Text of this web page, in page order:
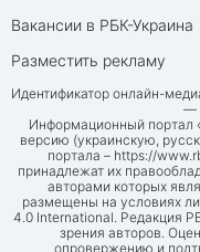
Вакансии в РБК-Украина
Разместить рекламу
Идентификатор онлайн-
—
Информационный портал
версию (украинскую,
портала – https://
принадлежат их
авторами которых
размещены на условиях
4.0 International. Редакция
зрения авторов.
опровержению и